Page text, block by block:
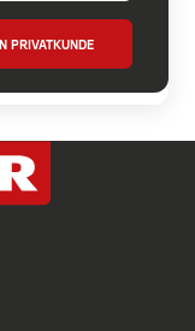
PRIVATKUNDE